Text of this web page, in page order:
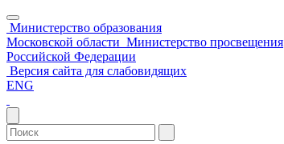
Министерство образования
Московской области Министерство просвещения
Российской Федерации
Версия сайта для слабовидящих
ENG